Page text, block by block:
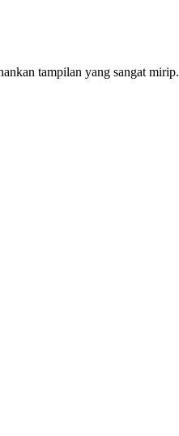
tampilan yang sangat mirip.